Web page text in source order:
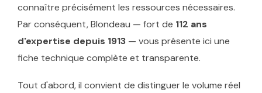
connaître précisément les ressources nécessaires.
Par conséquent, Blondeau — fort de 112 ans
d'expertise depuis 1913 — vous présente ici une
fiche technique complète et transparente.
Tout d'abord, il convient de distinguer le volume réel